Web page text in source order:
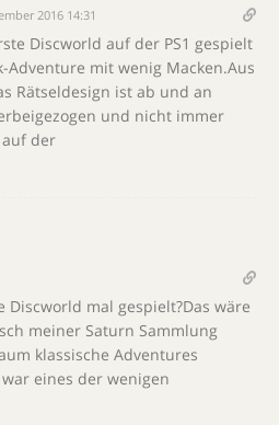
2016 14:31
Discworld auf der PS1 gespielt
Adventure mit wenig Macken.Aus
Rätseldesign ist ab und an
und nicht immer
auf der
Discworld mal gespielt?Das wäre
meiner Saturn Sammlung
klassische Adventures
eines der wenigen